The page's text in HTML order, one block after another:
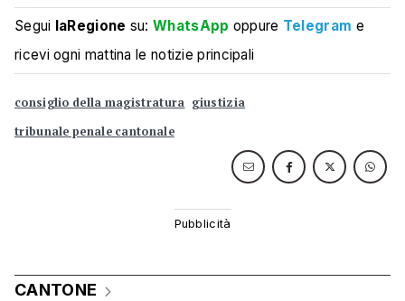
Segui laRegione su:WhatsApp oppure Telegram e
ricevi ogni mattina le notizie principali
consiglio della magistratura giustizia
tribunale penale cantonale
CANTONE